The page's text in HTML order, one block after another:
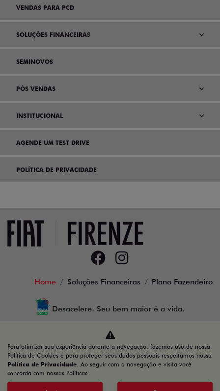
VENDAS PARA PCD
SOLUÇÕES FINANCEIRAS
SEMINOVOS
PÓS VENDAS
INSTITUCIONAL
AGENDE UM TEST DRIVE
POLÍTICA DE PRIVACIDADE
Home Soluções Financeiras Plano Fazendeiro
Desacelere. Seu bem maior é a vida.
Firenze Comercio de Veiculos LTDA
23.509.950/0001-41
Para otimizar sua experiência durante a navegação, fazemos uso de nossa
Política de Cookies e para proteger seus dados pessoais respeitamos nossa
Política de Privacidade. Ao seguir com a navegação e visita você
concorda com nossas Políticas.